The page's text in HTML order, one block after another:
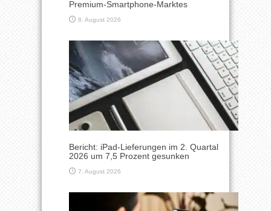
Premium-Smartphone-Marktes
8. August 2026
Bericht: iPad-Lieferungen im 2. Quartal
2026 um 7,5 Prozent gesunken
7. August 2026